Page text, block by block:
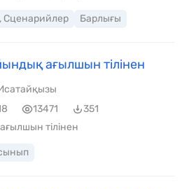
Сценарийлер Барлығы
ағылшын тілінен
13471
351
тілінен